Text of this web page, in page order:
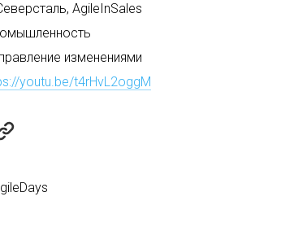
AgileInSales
изменениями
youtu.be/t4rHvL2oggM